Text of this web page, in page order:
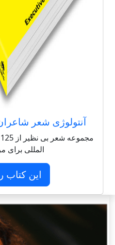
آنتولوژی شعر
المللی برای
این کتاب